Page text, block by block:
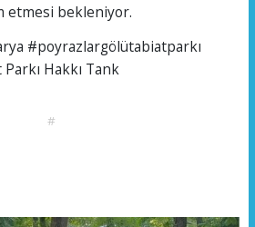
etmesi bekleniyor.
#poyrazlargölütabiatparkı
Hakkı Tank
#